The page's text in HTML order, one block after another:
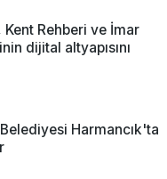
Rehberi ve İmar
dijital altyapısını
Harmancık'ta